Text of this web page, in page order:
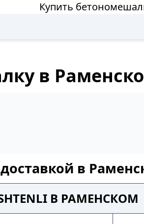
Купить
в
в
В РАМЕНСКОМ